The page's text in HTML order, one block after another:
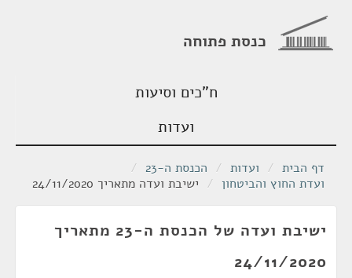
כנסת פתוחה
ח"כים וסיעות
ועדות
דף הבית / ועדות / הכנסת ה-23
/
ועדת החוץ והביטחון / ישיבת ועדה מתאריך 24/11/2020
ישיבת ועדה של הכנסת ה-23 מתאריך
24/11/2020